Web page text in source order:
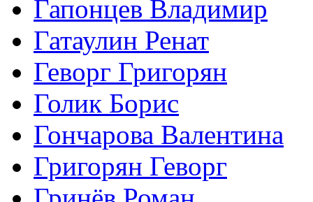
Гапонцев Владимир
Гатаулин Ренат
Геворг Григорян
Голик Борис
Гончарова Валентина
Григорян Геворг